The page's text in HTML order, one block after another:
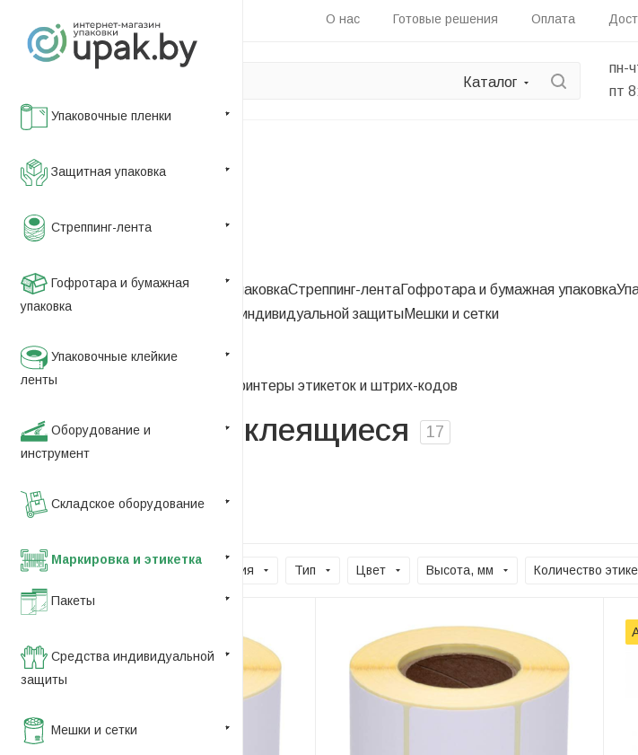
О нас Готовые решения Оплата
Каталог
пн-
пт
Упаковочные пленки
Защитная упаковка
Стреппинг-лента
Гофротара и бумажная
упаковка
Упаковочные клейкие
ленты
Оборудование и
инструмент
Складское оборудование
Маркировка и этикетка
Пакеты
Средства индивидуальной
защиты
Мешки и сетки
Главная
Каталог
—
Упаковочные пленкиЗащитная упаковкаСтреппинг-лентаГофротара и бумажная упаковка
оборудование
Средства индивидуальной защитыМешки и сетки
Этикетки самоклеящиеся
Маркировочное оборудование
Принтеры этикеток и штрих-кодов
Этикетки самоклеящиеся 17
По умолчанию (убывание)
Цена Наши предложения Тип Цвет Высота, мм Количество